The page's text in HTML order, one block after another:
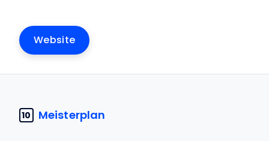
Website
10 Meisterplan